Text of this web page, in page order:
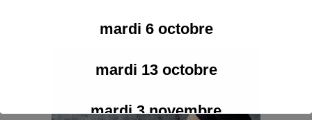
mardi 6 octobre
mardi 13 octobre
mardi 3 novembre